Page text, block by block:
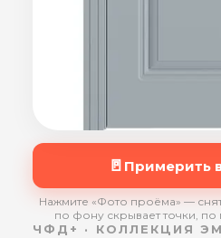
🚪 Примерить
Нажмите «Фото проёма» —
по фону скрывает точки,
ЧФД+ · КОЛЛЕКЦИЯ